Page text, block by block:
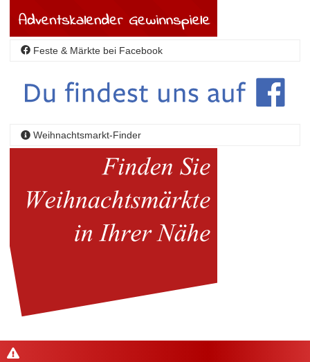
Feste & Märkte bei Facebook
Weihnachtsmarkt-Finder